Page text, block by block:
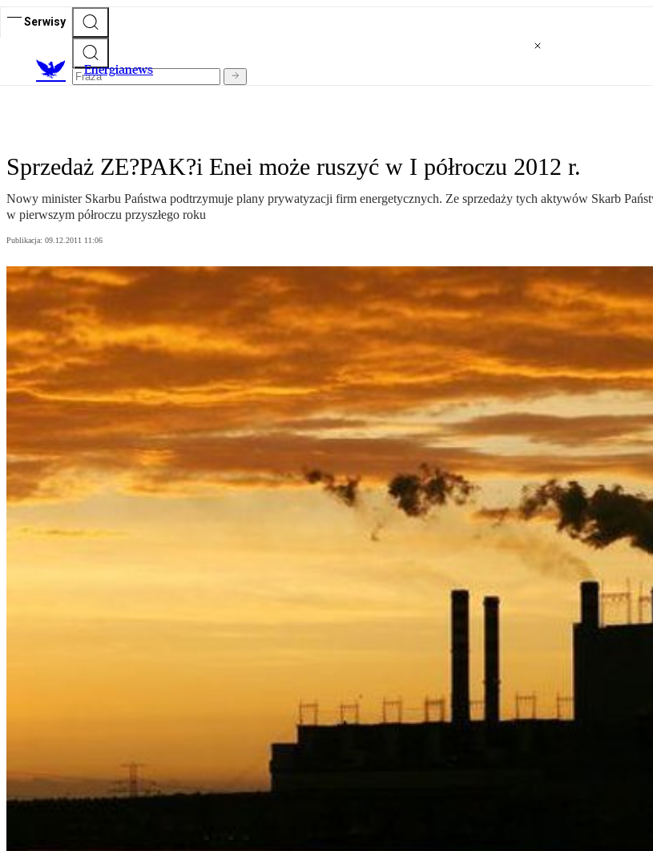
Serwisy
Energianews
Sprzedaż ZE?PAK?i Enei może ruszyć w I półroczu 2012 r.
Nowy minister Skarbu Państwa podtrzymuje plany prywatyzacji firm energetycznych. Ze sprzedaży tych aktywów Skarb
w pierwszym półroczu przyszłego roku
Publikacja: 09.12.2011 11:06